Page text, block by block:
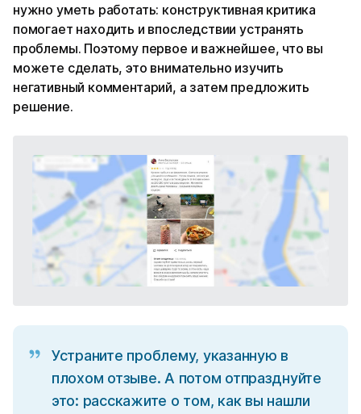
нужно уметь работать: конструктивная критика
помогает находить и впоследствии устранять
проблемы. Поэтому первое и важнейшее, что вы
можете сделать, это внимательно изучить
негативный комментарий, а затем предложить
решение.
Устраните проблему, указанную в
плохом отзыве. А потом отпразднуйте
это: расскажите о том, как вы нашли